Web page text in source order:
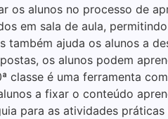
os alunos no processo de
em sala de aula,
também ajuda os alunos a
os alunos podem
classe é uma ferramenta
a fixar o conteúdo
para as atividades